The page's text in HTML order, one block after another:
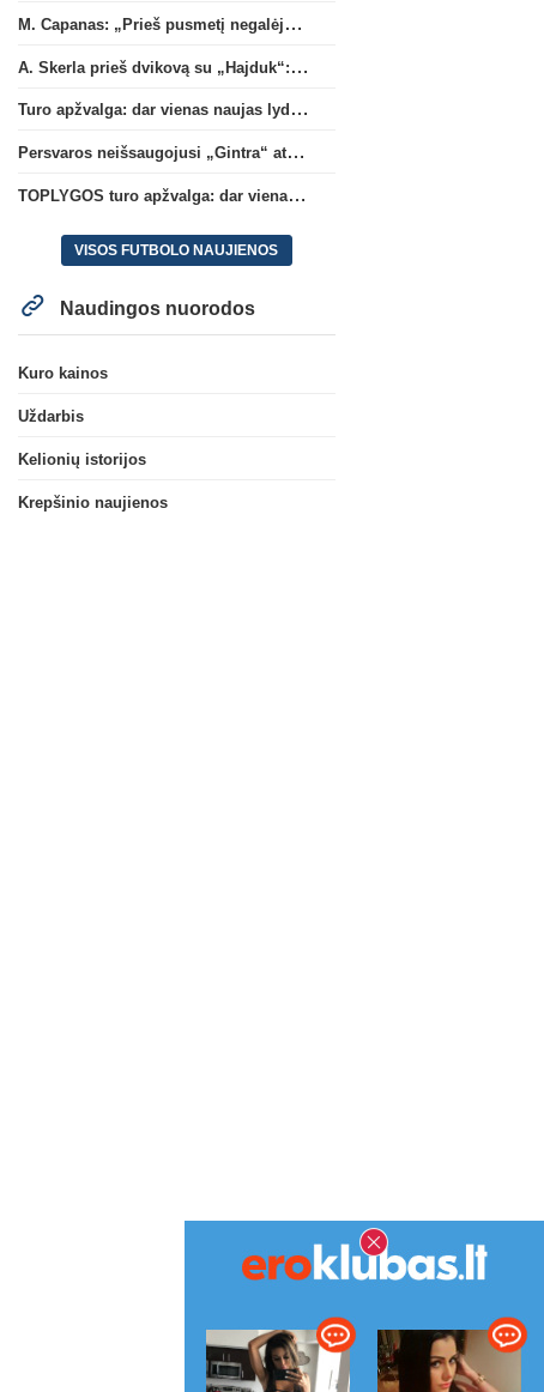
M. Capanas: „Prieš pusmetį negalėjau net įsivaizduoti, kad žaisime prieš „Hajduk“
A. Skerla prieš dvikovą su „Hajduk“: „Tai kito kalibro komanda“
Turo apžvalga: dar vienas naujas lyderis
Persvaros neišsaugojusi „Gintra“ atrankos pusfinalyje nusileido Škotijos čempionėms
TOPLYGOS turo apžvalga: dar vienas naujas lyderis
VISOS FUTBOLO NAUJIENOS
Naudingos nuorodos
Kuro kainos
Uždarbis
Kelionių istorijos
Krepšinio naujienos